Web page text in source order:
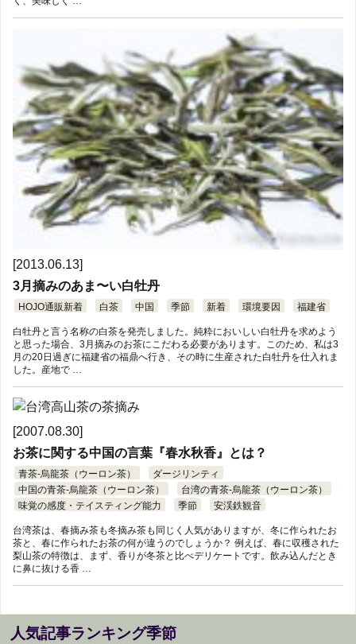
[2013.06.13]
3月摘みのあま〜い白牡丹
HOJO通販新着 白茶 中国 季節 新着 環境要因 福建省
白牡丹と言う名称の白茶を発売しました。純粋においしい白牡丹を求めよう
と思った場合、3月摘みのお茶にこだわる必要があります。このため、私は3
月の20日過ぎに福建省の福鼎へ行き、その時に生産された白牡丹を仕入れま
した。産地で …
[2007.08.30]
お茶に関する中国の言葉『春水秋香』とは？
青茶-烏龍茶（ウーロン茶）
ダージリンティ
中国の青茶-烏龍茶（ウーロン茶）
台湾の青茶-烏龍茶（ウーロン茶）
味覚の感度・テイスティング能力
季節 安渓鉄観音
台湾茶は、春摘み茶も冬摘み茶も同じく人気がありますが、冬に作られたお
茶と、春に作られたお茶の何が違うのでしょうか？ 例えば、春に収穫された
梨山茶の特徴は、まず、香りが冬茶と比べデリケートです。飲み込んだとき
に鼻に抜ける香 …
人気記事ランキング季節